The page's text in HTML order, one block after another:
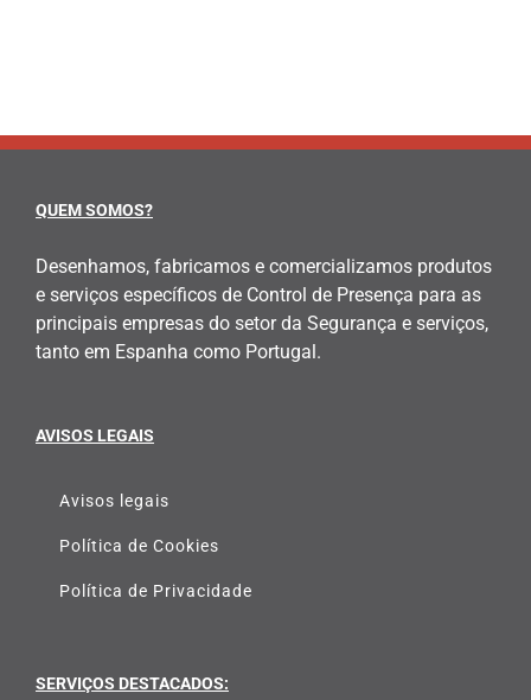
QUEM SOMOS?
Desenhamos, fabricamos e comercializamos produtos
e serviços específicos de Control de Presença para as
principais empresas do setor da Segurança e serviços,
tanto em Espanha como Portugal.
AVISOS LEGAIS
Avisos legais
Política de Cookies
Política de Privacidade
SERVIÇOS DESTACADOS: